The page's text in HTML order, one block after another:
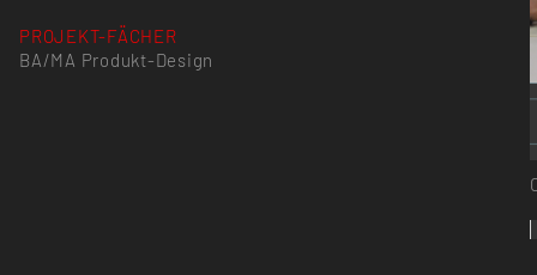
PROJEKT-FÄCHER
BA/MA Produkt-Design